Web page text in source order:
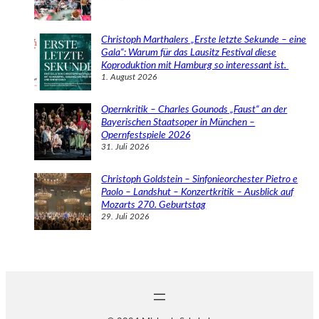
Christoph Marthalers „Erste letzte Sekunde – eine
Gala“: Warum für das Lausitz Festival diese
Koproduktion mit Hamburg so interessant ist.
1. August 2026
Opernkritik – Charles Gounods „Faust“ an der
Bayerischen Staatsoper in München –
Opernfestspiele 2026
31. Juli 2026
Christoph Goldstein – Sinfonieorchester Pietro e
Paolo – Landshut – Konzertkritik – Ausblick auf
Mozarts 270. Geburtstag
29. Juli 2026